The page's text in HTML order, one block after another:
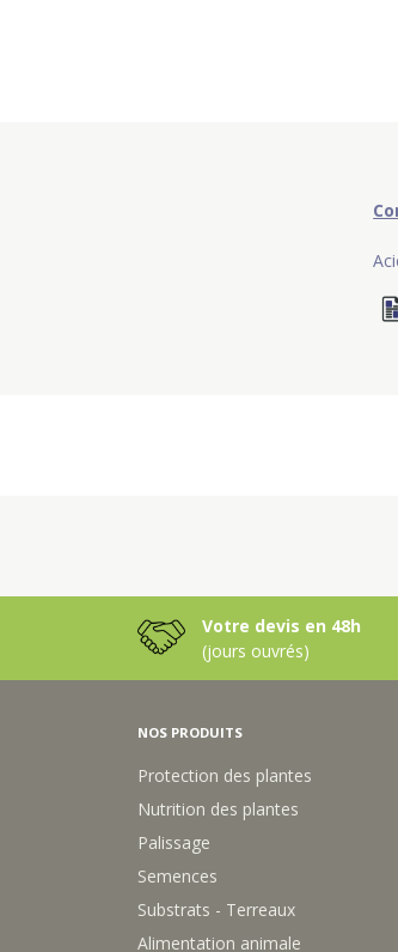
Votre devis en 48h
(jours ouvrés)
NOS PRODUITS
Protection des plantes
Nutrition des plantes
Palissage
Semences
Substrats - Terreaux
Alimentation animale